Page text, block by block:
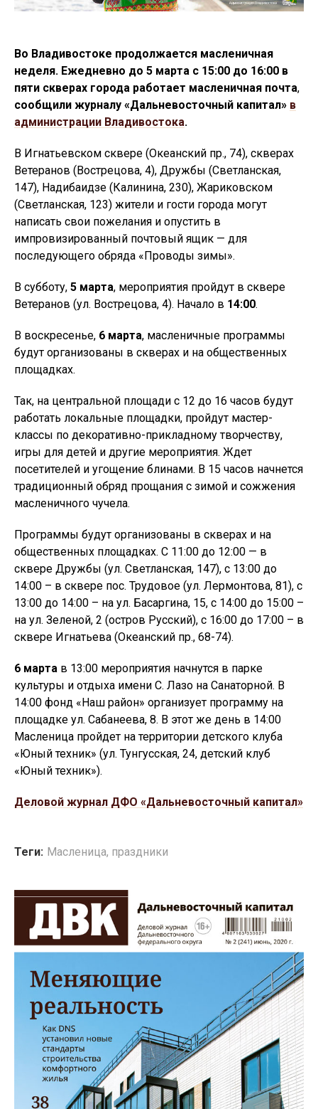
Во Владивостоке продолжается масленичная
неделя. Ежедневно до 5 марта с 15:00 до 16:00 в
пяти скверах города работает масленичная почта,
сообщили журналу «Дальневосточный капитал» в
администрации Владивостока.
В Игнатьевском сквере (Океанский пр., 74), скверах
Ветеранов (Вострецова, 4), Дружбы (Светланская,
147), Надибаидзе (Калинина, 230), Жариковском
(Светланская, 123) жители и гости города могут
написать свои пожелания и опустить в
импровизированный почтовый ящик — для
последующего обряда «Проводы зимы».
В субботу, 5 марта, мероприятия пройдут в сквере
Ветеранов (ул. Вострецова, 4). Начало в 14:00.
В воскресенье, 6 марта, масленичные программы
будут организованы в скверах и на общественных
площадках.
Так, на центральной площади с 12 до 16 часов будут
работать локальные площадки, пройдут мастер-
классы по декоративно-прикладному творчеству,
игры для детей и другие мероприятия. Ждет
посетителей и угощение блинами. В 15 часов начнется
традиционный обряд прощания с зимой и сожжения
масленичного чучела.
Программы будут организованы в скверах и на
общественных площадках. С 11:00 до 12:00 — в
сквере Дружбы (ул. Светланская, 147), с 13:00 до
14:00 – в сквере пос. Трудовое (ул. Лермонтова, 81), с
13:00 до 14:00 – на ул. Басаргина, 15, с 14:00 до 15:00 –
на ул. Зеленой, 2 (остров Русский), с 16:00 до 17:00 – в
сквере Игнатьева (Океанский пр., 68-74).
6 марта в 13:00 мероприятия начнутся в парке
культуры и отдыха имени С. Лазо на Санаторной. В
14:00 фонд «Наш район» организует программу на
площадке ул. Сабанеева, 8. В этот же день в 14:00
Масленица пройдет на территории детского клуба
«Юный техник» (ул. Тунгусская, 24, детский клуб
«Юный техник»).
Деловой журнал ДФО «Дальневосточный капитал»
Теги: Масленица, праздники